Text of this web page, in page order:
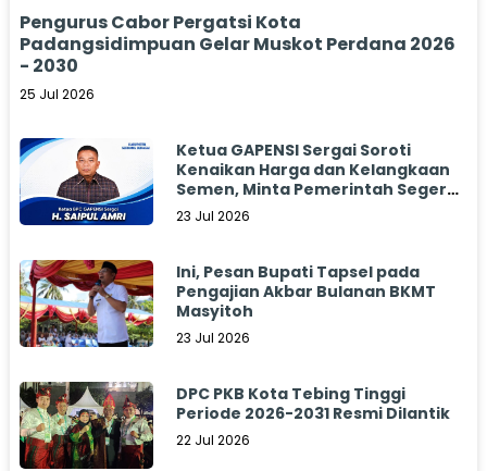
Pengurus Cabor Pergatsi Kota
Padangsidimpuan Gelar Muskot Perdana 2026
- 2030
25 Jul 2026
Ketua GAPENSI Sergai Soroti
Kenaikan Harga dan Kelangkaan
Semen, Minta Pemerintah Segera
Bertindak
23 Jul 2026
Ini, Pesan Bupati Tapsel pada
Pengajian Akbar Bulanan BKMT
Masyitoh
23 Jul 2026
DPC PKB Kota Tebing Tinggi
Periode 2026-2031 Resmi Dilantik
22 Jul 2026